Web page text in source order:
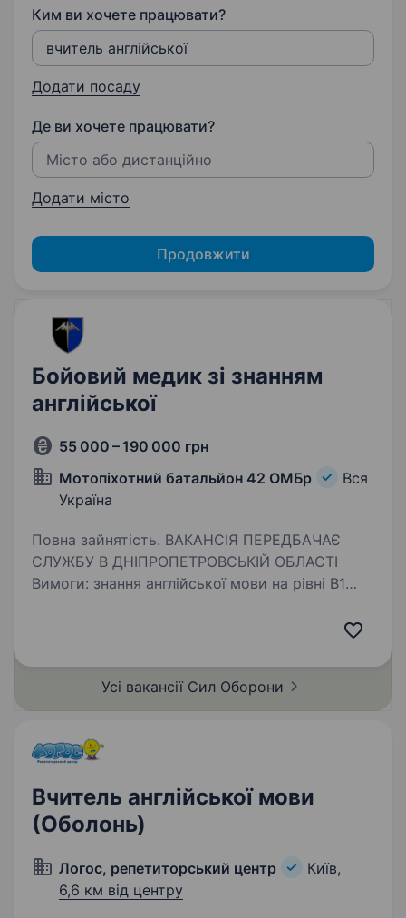
Ким ви хочете працювати?
Додати посаду
Де ви хочете працювати?
Додати місто
Продовжити
Бойовий медик зі знанням
англійської
55 000 – 190 000 грн
Мотопіхотний батальйон 42 ОМБр
Вся
Україна
Повна зайнятість. ВАКАНСІЯ ПЕРЕДБАЧАЄ
СЛУЖБУ В ДНІПРОПЕТРОВСЬКІЙ ОБЛАСТІ
Вимоги: знання англійської мови на рівні B1
Усі вакансії Сил Оборони
Вчитель англійської мови
(Оболонь)
Логос, репетиторський центр
Київ,
6,6 км від центру